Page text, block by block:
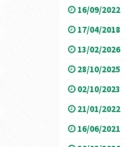
16/09/2022
17/04/2018
13/02/2026
28/10/2025
02/10/2023
21/01/2022
16/06/2021